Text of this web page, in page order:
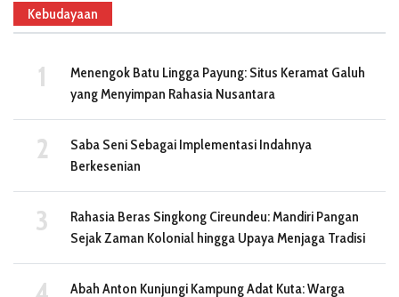
Kebudayaan
Menengok Batu Lingga Payung: Situs Keramat Galuh
yang Menyimpan Rahasia Nusantara
Saba Seni Sebagai Implementasi Indahnya
Berkesenian
Rahasia Beras Singkong Cireundeu: Mandiri Pangan
Sejak Zaman Kolonial hingga Upaya Menjaga Tradisi
Abah Anton Kunjungi Kampung Adat Kuta: Warga